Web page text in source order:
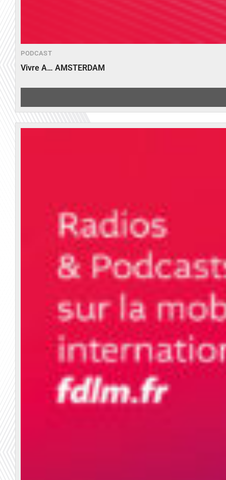
PODCAST
Vivre A… AMSTERDAM